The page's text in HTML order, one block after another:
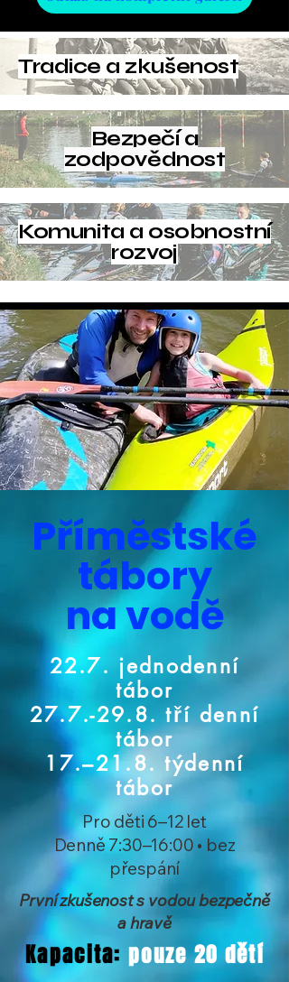
Tradice a zkušenost
Bezpečí a
zodpovědnost
Komunita a osobnostní
rozvoj
Příměstské
tábory
na vodě
22.7. jednodenní
tábor
27.7.-29.8. tří denní
tábor
17.–21.8. týdenní
tábor
Pro děti 6–12 let
Denně 7:30–16:00 • bez
přespání
První zkušenost s vodou bezpečně
a hravě
Kapacita:pouze 20 dětí